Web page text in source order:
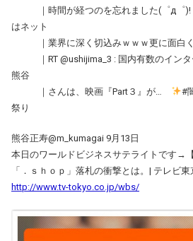
｜時間が経つのを忘れました(゜д゜)!
はネット
｜業界に深く切込みｗｗｗ更に面白く
｜RT @ushijima_3 : 国内有数のインタ
熊谷
｜さんは、映画『Part３』が…
#
祭り
熊谷正寿@m_kumagai 9月13日
本日のワールドビジネスサテライトです→
「．ｓｈｏｐ」落札の衝撃とは。| テレビ東
http://www.tv-tokyo.co.jp/wbs/